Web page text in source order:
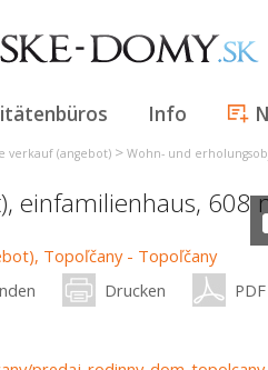
Info
verkauf (angebot) > Wohn- und
einfamilienhaus, 608
Drucken PDF